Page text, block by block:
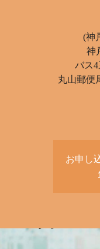
(‪神
神
バス
丸山郵便
お申し